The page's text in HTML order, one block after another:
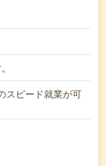
スピード就業が可